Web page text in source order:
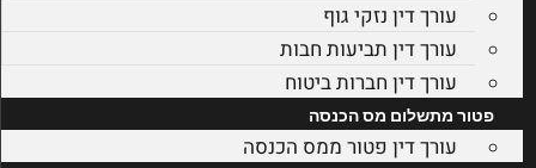
עורך דין נזקי גוף
עורך דין תביעות חבות
עורך דין חברות ביטוח
פטור מתשלום מס הכנסה
עורך דין פטור ממס הכנסה